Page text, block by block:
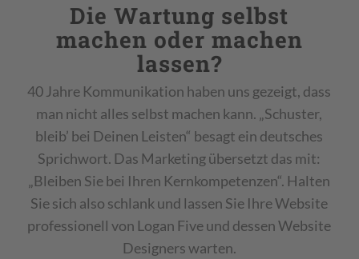
Die Wartung selbst
machen oder machen
lassen?
40 Jahre Kommunikation haben uns gezeigt, dass
man nicht alles selbst machen kann. „Schuster,
bleib’ bei Deinen Leisten“ besagt ein deutsches
Sprichwort. Das Marketing übersetzt das mit:
„Bleiben Sie bei Ihren Kernkompetenzen“. Halten
Sie sich also schlank und lassen Sie Ihre Website
professionell von Logan Five und dessen Website
Designers warten.